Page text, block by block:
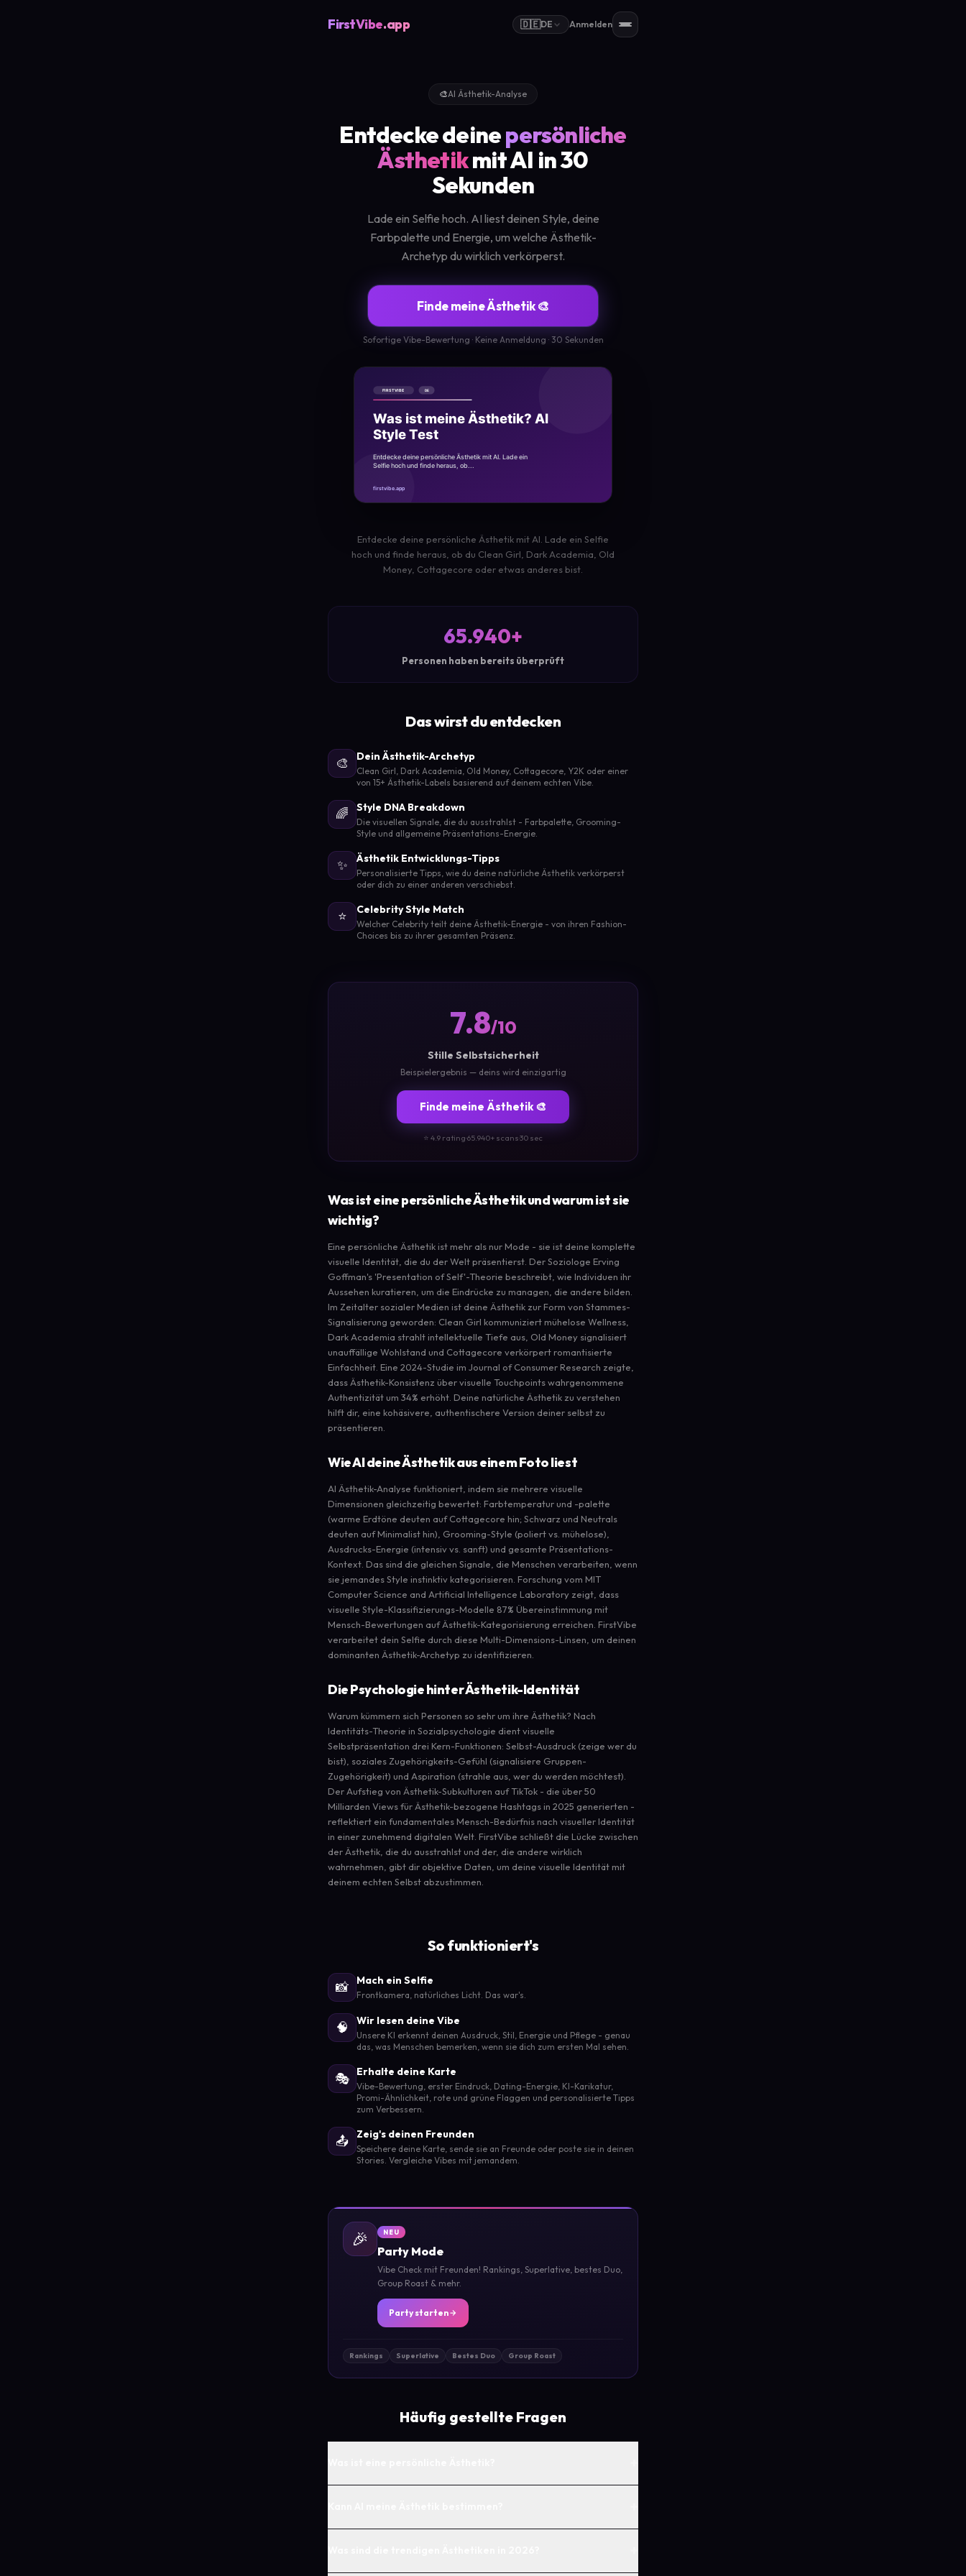
FirstVibe.app 🇩🇪DE Anmelden
🎨AI Ästhetik-Analyse
Entdecke deinepersönliche
Ästhetikmit AI in 30
Sekunden
Lade ein Selfie hoch. AI liest deinen Style, deine
Farbpalette und Energie, um welche Ästhetik-
Archetyp du wirklich verkörperst.
Finde meine Ästhetik 🎨
Sofortige Vibe-Bewertung · Keine Anmeldung · 30 Sekunden
Entdecke deine persönliche Ästhetik mit AI. Lade ein Selfie
hoch und finde heraus, ob du Clean Girl, Dark Academia, Old
Money, Cottagecore oder etwas anderes bist.
65.940+
Personen haben bereits überprüft
Das wirst du entdecken
🎨 Dein Ästhetik-Archetyp
Clean Girl, Dark Academia, Old Money, Cottagecore, Y2K oder einer
von 15+ Ästhetik-Labels basierend auf deinem echten Vibe.
🌈 Style DNA Breakdown
Die visuellen Signale, die du ausstrahlst - Farbpalette, Grooming-
Style und allgemeine Präsentations-Energie.
✨ Ästhetik Entwicklungs-Tipps
Personalisierte Tipps, wie du deine natürliche Ästhetik verkörperst
oder dich zu einer anderen verschiebst.
⭐ Celebrity Style Match
Welcher Celebrity teilt deine Ästhetik-Energie - von ihren Fashion-
Choices bis zu ihrer gesamten Präsenz.
7.8/10
Stille Selbstsicherheit
Beispielergebnis — deins wird einzigartig
Finde meine Ästhetik 🎨
⭐ 4.9 rating·65.940+ scans·30 sec
Was ist eine persönliche Ästhetik und warum ist sie
wichtig?
Eine persönliche Ästhetik ist mehr als nur Mode - sie ist deine komplette
visuelle Identität, die du der Welt präsentierst. Der Soziologe Erving
Goffman's 'Presentation of Self'-Theorie beschreibt, wie Individuen ihr
Aussehen kuratieren, um die Eindrücke zu managen, die andere bilden.
Im Zeitalter sozialer Medien ist deine Ästhetik zur Form von Stammes-
Signalisierung geworden: Clean Girl kommuniziert mühelose Wellness,
Dark Academia strahlt intellektuelle Tiefe aus, Old Money signalisiert
unauffällige Wohlstand und Cottagecore verkörpert romantisierte
Einfachheit. Eine 2024-Studie im Journal of Consumer Research zeigte,
dass Ästhetik-Konsistenz über visuelle Touchpoints wahrgenommene
Authentizität um 34% erhöht. Deine natürliche Ästhetik zu verstehen
hilft dir, eine kohäsivere, authentischere Version deiner selbst zu
präsentieren.
Wie AI deine Ästhetik aus einem Foto liest
AI Ästhetik-Analyse funktioniert, indem sie mehrere visuelle
Dimensionen gleichzeitig bewertet: Farbtemperatur und -palette
(warme Erdtöne deuten auf Cottagecore hin; Schwarz und Neutrals
deuten auf Minimalist hin), Grooming-Style (poliert vs. mühelose),
Ausdrucks-Energie (intensiv vs. sanft) und gesamte Präsentations-
Kontext. Das sind die gleichen Signale, die Menschen verarbeiten, wenn
sie jemandes Style instinktiv kategorisieren. Forschung vom MIT
Computer Science and Artificial Intelligence Laboratory zeigt, dass
visuelle Style-Klassifizierungs-Modelle 87% Übereinstimmung mit
Mensch-Bewertungen auf Ästhetik-Kategorisierung erreichen. FirstVibe
verarbeitet dein Selfie durch diese Multi-Dimensions-Linsen, um deinen
dominanten Ästhetik-Archetyp zu identifizieren.
Die Psychologie hinter Ästhetik-Identität
Warum kümmern sich Personen so sehr um ihre Ästhetik? Nach
Identitäts-Theorie in Sozialpsychologie dient visuelle
Selbstpräsentation drei Kern-Funktionen: Selbst-Ausdruck (zeige wer du
bist), soziales Zugehörigkeits-Gefühl (signalisiere Gruppen-
Zugehörigkeit) und Aspiration (strahle aus, wer du werden möchtest).
Der Aufstieg von Ästhetik-Subkulturen auf TikTok - die über 50
Milliarden Views für Ästhetik-bezogene Hashtags in 2025 generierten -
reflektiert ein fundamentales Mensch-Bedürfnis nach visueller Identität
in einer zunehmend digitalen Welt. FirstVibe schließt die Lücke zwischen
der Ästhetik, die du ausstrahlst und der, die andere wirklich
wahrnehmen, gibt dir objektive Daten, um deine visuelle Identität mit
deinem echten Selbst abzustimmen.
So funktioniert's
📸 Mach ein Selfie
Frontkamera, natürliches Licht. Das war's.
🧠 Wir lesen deine Vibe
Unsere KI erkennt deinen Ausdruck, Stil, Energie und Pflege - genau
das, was Menschen bemerken, wenn sie dich zum ersten Mal sehen.
🎭 Erhalte deine Karte
Vibe-Bewertung, erster Eindruck, Dating-Energie, KI-Karikatur,
Promi-Ähnlichkeit, rote und grüne Flaggen und personalisierte Tipps
zum Verbessern.
📤 Zeig's deinen Freunden
Speichere deine Karte, sende sie an Freunde oder poste sie in deinen
Stories. Vergleiche Vibes mit jemandem.
🎉 NEU
Party Mode
Vibe Check mit Freunden! Rankings, Superlative, bestes Duo,
Group Roast & mehr.
Party starten
Rankings Superlative Bestes Duo Group Roast
Häufig gestellte Fragen